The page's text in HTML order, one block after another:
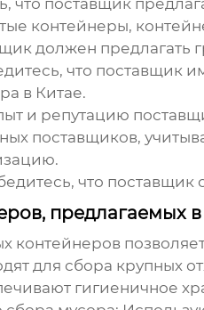
что поставщик
контейнеры,
должен предлагать
что поставщик
в Китае.
и репутацию
поставщиков,
что поставщик
предлагаемых в
контейнеров
для сбора крупных
гигиеничное